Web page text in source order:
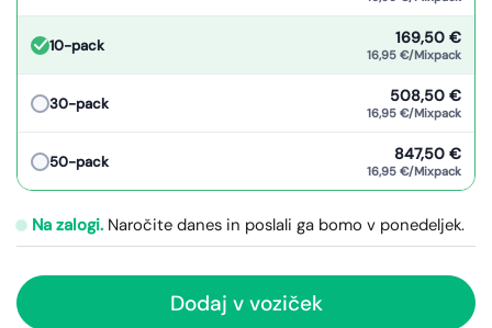
10-pack 169,50 €
16,95 €/Mixpack
30-pack 508,50 €
16,95 €/Mixpack
50-pack 847,50 €
16,95 €/Mixpack
Na zalogi. Naročite danes in poslali ga bomo v ponedeljek.
Dodaj v voziček